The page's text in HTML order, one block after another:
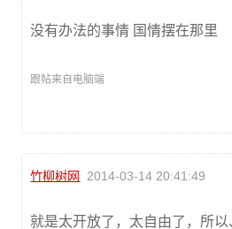
没有办法的事情 国情摆在那里
跟帖来自电脑端
竹柳树网 2014-03-14 20:41:49
就是太开放了，太自由了，所以